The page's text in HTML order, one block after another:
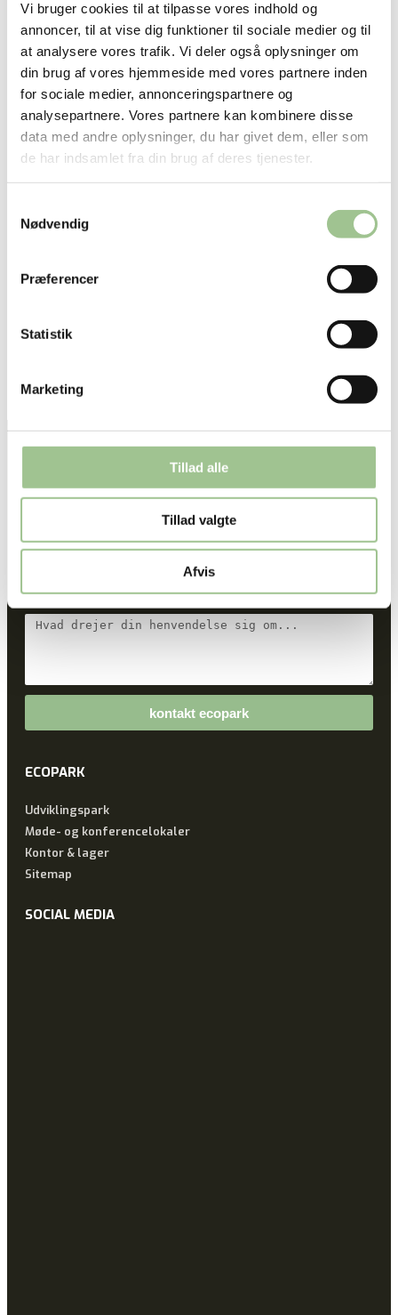
Vi bruger cookies til at tilpasse vores indhold og
annoncer, til at vise dig funktioner til sociale medier og til
at analysere vores trafik. Vi deler også oplysninger om
din brug af vores hjemmeside med vores partnere inden
for sociale medier, annonceringspartnere og
analysepartnere. Vores partnere kan kombinere disse
data med andre oplysninger, du har givet dem, eller som
de har indsamlet fra din brug af deres tjenester.
Nødvendig
Præferencer
Statistik
Marketing
Tillad alle
Tillad valgte
Afvis
virksomheder i Ecopark:VisBlue , som udvikler
miljøvenlige redox-flow batterier til lagring af
grøn strøm fra solceller og vindmøller og
eviShine, som bl.a. udvikler software til
overvågning af energiproduktionen i
solcelleanlæg.
indiske virksomheder, der efterspørger
cleantech-området og besøget havde netop til
samarbejdsmuligheder.
Facebook
kontakt ecopark
ECOPARK
Udviklingspark
Møde- og konferencelokaler
Kontor & lager
Sitemap
SOCIAL MEDIA